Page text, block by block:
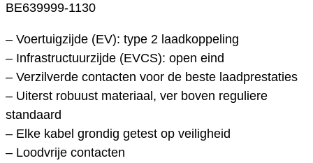
BE639999-1130
– Voertuigzijde (EV): type 2 laadkoppeling
– Infrastructuurzijde (EVCS): open eind
– Verzilverde contacten voor de beste laadprestaties
– Uiterst robuust materiaal, ver boven reguliere
standaard
– Elke kabel grondig getest op veiligheid
– Loodvrije contacten